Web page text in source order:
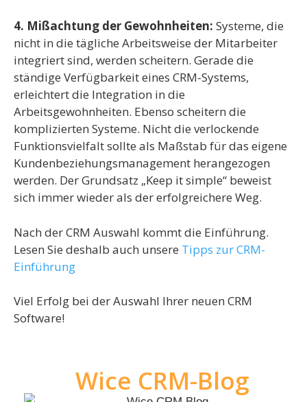
4. Mißachtung der Gewohnheiten: Systeme, die
nicht in die tägliche Arbeitsweise der Mitarbeiter
integriert sind, werden scheitern. Gerade die
ständige Verfügbarkeit eines CRM-Systems,
erleichtert die Integration in die
Arbeitsgewohnheiten. Ebenso scheitern die
komplizierten Systeme. Nicht die verlockende
Funktionsvielfalt sollte als Maßstab für das eigene
Kundenbeziehungsmanagement herangezogen
werden. Der Grundsatz „Keep it simple“ beweist
sich immer wieder als der erfolgreichere Weg.
Nach der CRM Auswahl kommt die Einführung.
Lesen Sie deshalb auch unsere Tipps zur CRM-
Einführung
Viel Erfolg bei der Auswahl Ihrer neuen CRM
Software!
Wice CRM-Blog